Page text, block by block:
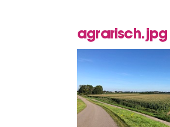
agrarisch.jpg